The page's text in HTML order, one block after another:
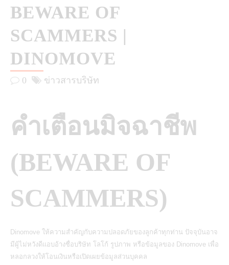
BEWARE OF
SCAMMERS |
DINOMOVE
0 ข่าวสารบริษัท
คำเตือนมิจฉาชีพ
(BEWARE OF
SCAMMERS)
Dinomove ให้ความสำคัญกับความปลอดภัยของลูกค้าทุกท่าน ปัจจุบันอาจ
มีผู้ไม่หวังดีแอบอ้างชื่อบริษัท โลโก้ รูปภาพ หรือข้อมูลของ Dinomove เพื่อ
หลอกลวงให้โอนเงินหรือเปิดเผยข้อมูลส่วนบุคคล